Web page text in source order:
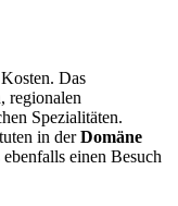
Das
regionalen
Spezialitäten.
in derDomäne
einen Besuch